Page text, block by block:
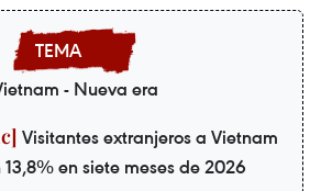
- Nueva era
Visitantes extranjeros a Vietnam
en siete meses de 2026